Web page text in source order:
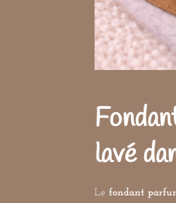
lavé
Le fondant